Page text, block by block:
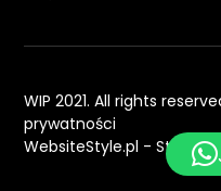
WIP 2021. All rights
prywatności
WebsiteStyle.pl - Strony